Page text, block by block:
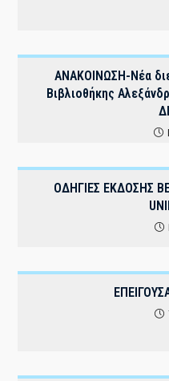
ΑΝΑΚΟΙΝΩΣΗ-Νέα
Βιβλιοθήκης
ΟΔΗΓΙΕΣ ΕΚΔΟΣΗΣ